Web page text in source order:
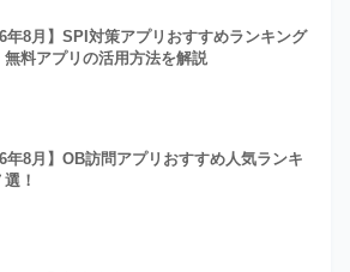
年8月】SPI対策アプリおすすめランキング
無料アプリの活用方法を解説
年8月】OB訪問アプリおすすめ人気ランキ
！